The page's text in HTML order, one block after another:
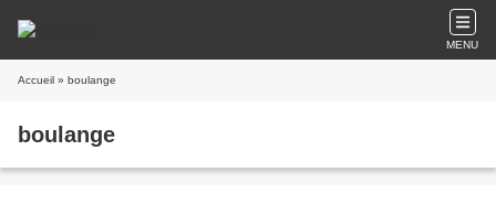
MENU
Accueil » boulange
boulange